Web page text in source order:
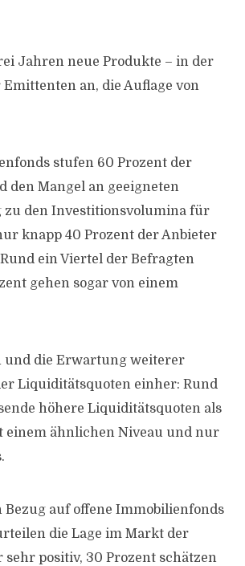
Jahren neue Produkte – in der
an, die Auflage von
stufen 60 Prozent der
den Mangel an geeigneten
zu den Investitionsvolumina für
knapp 40 Prozent der Anbieter
ein Viertel der Befragten
gehen sogar von einem
und die Erwartung weiterer
Liquiditätsquoten einher: Rund
höhere Liquiditätsquoten als
einem ähnlichen Niveau und nur
auf offene Immobilienfonds
die Lage im Markt der
positiv, 30 Prozent schätzen